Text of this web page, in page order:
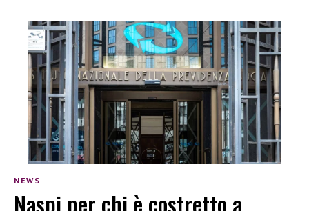
NEWS
Naspi per chi è costretto a